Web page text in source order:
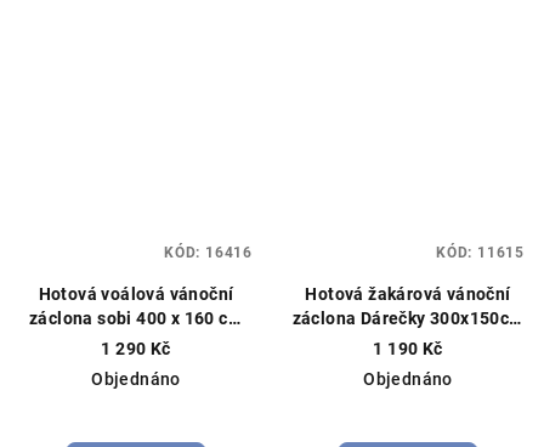
Hotová voálová vánoční
záclona sobi 400 x 160 cm
červenáHotová vánoční
záclona, vánoční dekorace
1 290 Kč
Objednáno
KÓD: 16416
Hotová žakárová vánoční
záclona Dárečky 300x150cm
Hotová vánoční
záclona, vánoční dekorace
1 190 Kč
Objednáno
KÓD: 11615